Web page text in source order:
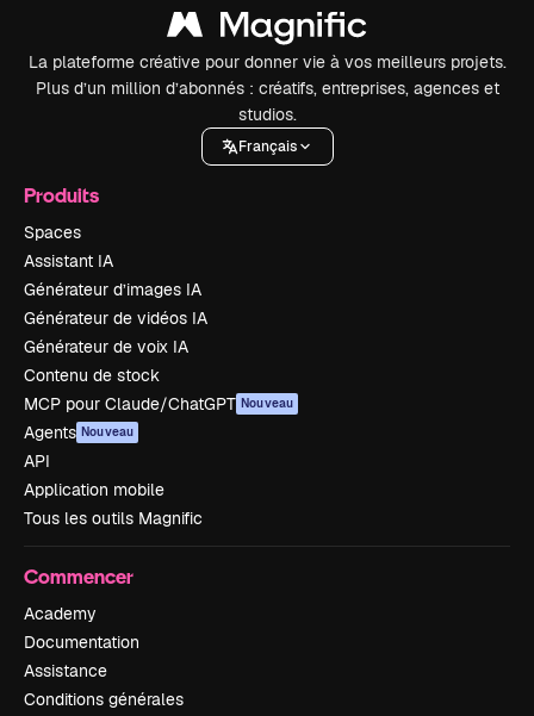
La plateforme créative pour donner vie à vos meilleurs projets.
Plus d’un million d’abonnés : créatifs, entreprises, agences et
studios.
Français
Produits
Spaces
Assistant IA
Générateur d’images IA
Générateur de vidéos IA
Générateur de voix IA
Contenu de stock
MCP pour Claude/ChatGPT Nouveau
Agents Nouveau
API
Application mobile
Tous les outils Magnific
Commencer
Academy
Documentation
Assistance
Conditions générales